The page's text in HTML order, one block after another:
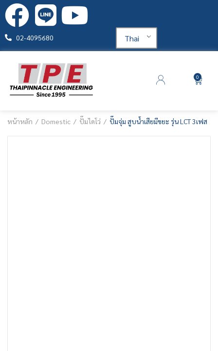
02-4095680 Thai
0
หน้าหลัก Domestic ปั๊มไดโว่ ปั๊มจุ่ม สูบน้ำเสียมีขยะ รุ่น LCT 3เฟส